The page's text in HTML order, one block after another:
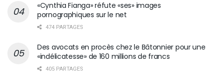
«Cynthia Fianga» réfute «ses» images
pornographiques sur le net
474 PARTAGES
Des avocats en procès chez le Bâtonnier pour une
«indélicatesse» de 160 millions de francs
405 PARTAGES